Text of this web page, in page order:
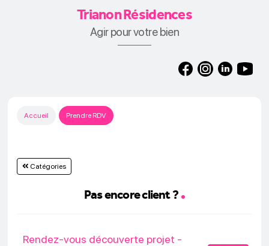
Trianon Résidences
Agir pour votre bien
Accueil Prendre RDV
Catégories
Pas encore client ?
Rendez-vous découverte projet -